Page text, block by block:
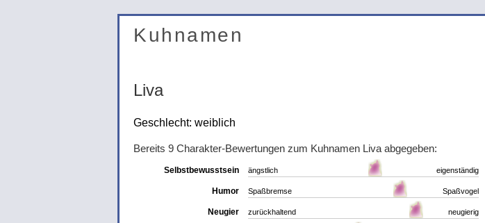
Kuhnamen
Liva
Geschlecht: weiblich
Bereits 9 Charakter-Bewertungen zum Kuhnamen Liva abgegeben:
Selbstbewusstsein ängstlich eigenständig
Humor Spaßbremse Spaßvogel
Neugier zurückhaltend neugierig